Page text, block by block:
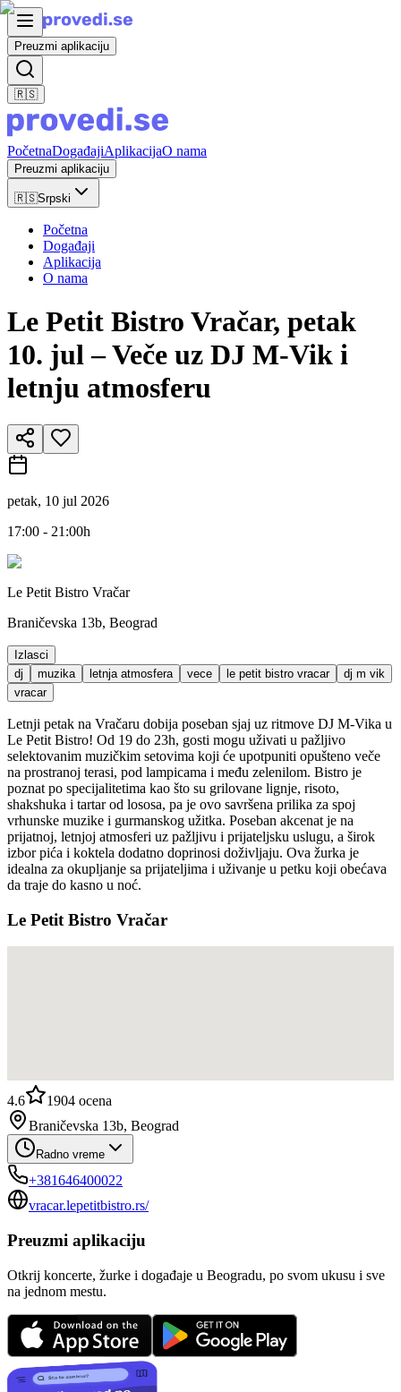
Preuzmi aplikaciju
🇷🇸
PočetnaDogađajiAplikacijaO nama
Preuzmi aplikaciju
🇷🇸Srpski
Početna
Događaji
Aplikacija
O nama
Le Petit Bistro Vračar, petak
10. jul – Veče uz DJ M-Vik i
letnju atmosferu
petak, 10 jul 2026
17:00 - 21:00h
Le Petit Bistro Vračar
Braničevska 13b, Beograd
Izlasci
dj
muzika letnja atmosfera vece le petit bistro vracar
dj m vik
vracar
Letnji petak na Vračaru dobija poseban sjaj uz ritmove DJ M-Vika u
Le Petit Bistro! Od 19 do 23h, gosti mogu uživati u pažljivo
selektovanim muzičkim setovima koji će upotpuniti opušteno veče
na prostranoj terasi, pod lampicama i među zelenilom. Bistro je
poznat po specijalitetima kao što su grilovane lignje, risoto,
shakshuka i tartar od lososa, pa je ovo savršena prilika za spoj
vrhunske muzike i gurmanskog užitka. Poseban akcenat je na
prijatnoj, letnjoj atmosferi uz pažljivu i prijateljsku uslugu, a širok
izbor pića i koktela dodatno doprinosi doživljaju. Ova žurka je
idealna za okupljanje sa prijateljima i uživanje u petku koji obećava
da traje do kasno u noć.
Le Petit Bistro Vračar
4.6 1904 ocena
Braničevska 13b, Beograd
Radno vreme
+381646400022
vracar.lepetitbistro.rs/
Preuzmi aplikaciju
Otkrij koncerte, žurke i događaje u Beogradu, po svom ukusu i sve
na jednom mestu.